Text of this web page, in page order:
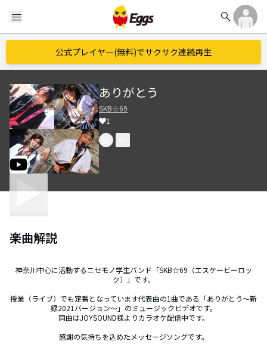
menu search
公式プレイヤー(無料)でサクサク連続再生
ありがとう
SKB☆69
1
楽曲解説
神奈川中心に活動するニセモノ学生バンド「SKB☆69（エスケービーロッ
ク）」です。
授業（ライブ）でも定番となっています代表曲の1曲である「ありがとう～新
録2021バージョン～」のミュージックビデオです。
同曲はJOYSOUND様よりカラオケ配信中です。
感謝の気持ちを込めたメッセージソングです。